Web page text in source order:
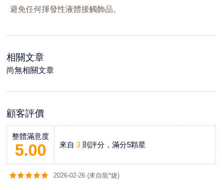
避免任何揮發性液體接觸飾品。
相關文章
尚無相關文章
顧客評價
整體滿意度
5.00 來自3 則評分，滿分5顆星
2026-02-26 (來自龍*婕)